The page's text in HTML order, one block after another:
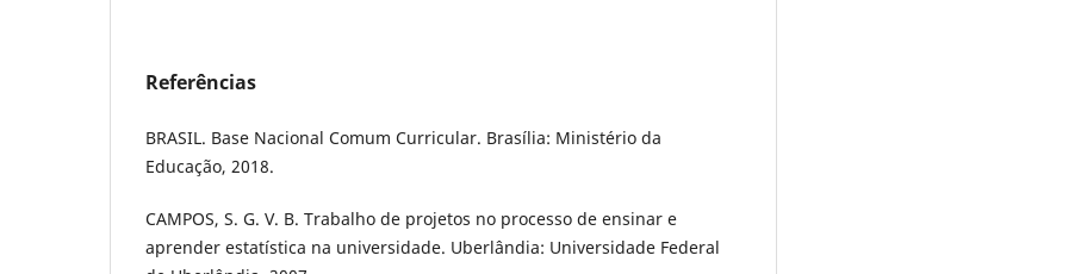
Referências
BRASIL. Base Nacional Comum Curricular. Brasília: Ministério da
Educação, 2018.
CAMPOS, S. G. V. B. Trabalho de projetos no processo de ensinar e
aprender estatística na universidade. Uberlândia: Universidade Federal